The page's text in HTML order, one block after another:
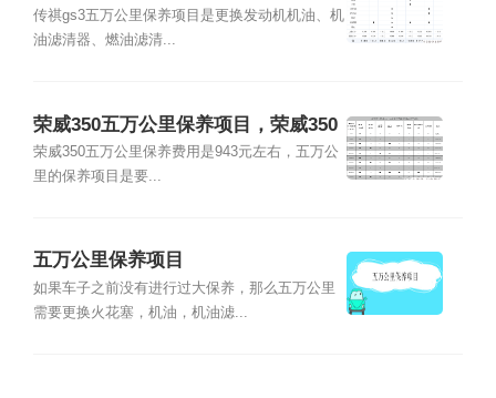
五万公里保养项目
传祺gs3五万公里保养项目是更换发动机机油、机
油滤清器、燃油滤清...
荣威350五万公里保养项目，荣威350
五万公里保养费用
荣威350五万公里保养费用是943元左右，五万公
里的保养项目是要...
五万公里保养项目
如果车子之前没有进行过大保养，那么五万公里
需要更换火花塞，机油，机油滤...